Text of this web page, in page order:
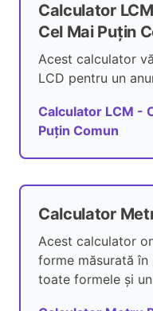
Calculator
Cel Mai Puțin
Acest calculator
LCD pentru un
Calculator LCM -
Puțin Comun
Calculator
Acest calculator
forme măsurată în
toate formele și